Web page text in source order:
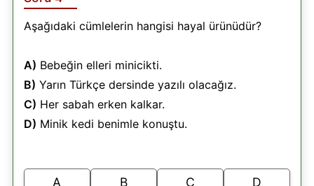
Aşağıdaki cümlelerin hangisi hayal ürünüdür?
A) Bebeğin elleri minicikti.
B) Yarın Türkçe dersinde yazılı olacağız.
C) Her sabah erken kalkar.
D) Minik kedi benimle konuştu.
A B C D